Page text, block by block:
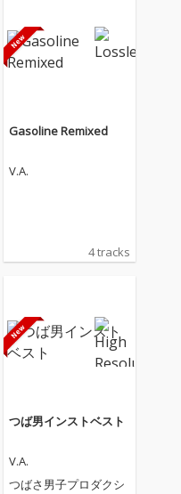
Gasoline Remixed
V.A.
4 tracks
つば男インストベスト
V.A.
つばさ男子プロダクシ